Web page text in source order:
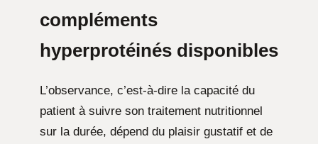
compléments
hyperprotéinés disponibles
L’observance, c’est-à-dire la capacité du
patient à suivre son traitement nutritionnel
sur la durée, dépend du plaisir gustatif et de